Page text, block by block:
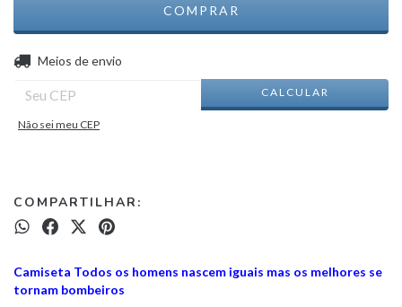
Entregas para o CEP:
Meios de envio
CALCULAR
Não sei meu CEP
COMPARTILHAR:
Camiseta Todos os homens nascem iguais mas os melhores se
tornam bombeiros